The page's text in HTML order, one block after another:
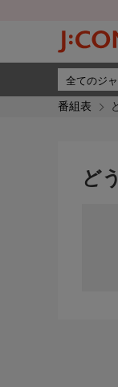
番組表
ど